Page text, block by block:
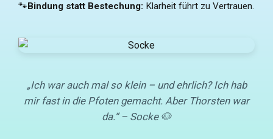
🐾Bindung statt Bestechung: Klarheit führt zu Vertrauen.
„Ich war auch mal so klein – und ehrlich? Ich hab
mir fast in die Pfoten gemacht. Aber Thorsten war
da.“ – Socke 🐶